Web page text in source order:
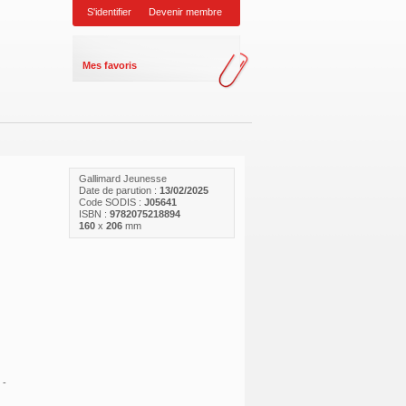
S'identifier Devenir membre
Mes favoris
Gallimard Jeunesse
Date de parution : 13/02/2025
Code SODIS : J05641
ISBN : 9782075218894
160x 206mm
-